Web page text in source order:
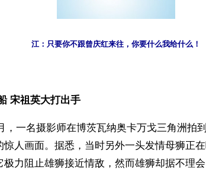
江：只要你不跟曾庆红来往，你要什么我给什么！
宋祖英大打出手
，一名摄影师在博茨瓦纳奥卡万戈三角洲拍
惊人画面。据悉，当时另外一头发情母狮正
极力阻止雄狮接近情敌，然而雄狮却据不理